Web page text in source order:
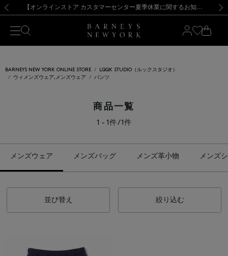
新規登録のお客様も対象！＜MY BARNEYS＞会員のお客様は11,000円（税込）以上のお買上げで常時送料無料！お買い物の際は会員登録を！
【夏季休業に伴う出荷一時停止のお知らせ】(2026.8.7) 【オンラインストア カスタマーセンター夏季休業に関するお知らせ】（2026.8.7）
【夏季休業に伴う返品・交換承り一時停止のお知らせ】（2026.8.5）
熊本県を中心とした地震の影響によるお荷物のお届けについて
【開催中】SUMMER SALEのご案内・ご注意事項 新規登録のお客様も対象！＜MY BARNEYS＞会員のお客様は11,000円（税込）以上のお買上げで常時送料無料！お買い物の際は会員登録を！
【夏季休業に伴う出荷一時停止のお知らせ】(2026.8.7)
BARNEYS NEW YORK ONLINE STORE
LQQK STUDIO（ルックスタジオ）
ウィメンズウェア,メンズウェア
パンツ
商品一覧
1 - 1件 / 1件
メンズウェア メンズバッグ メンズ革小物 メンズ
並び替え 絞り込む